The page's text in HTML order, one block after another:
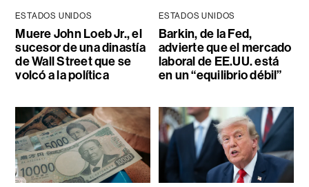
ESTADOS UNIDOS
Muere John Loeb Jr., el
sucesor de una dinastía
de Wall Street que se
volcó a la política
ESTADOS UNIDOS
Barkin, de la Fed,
advierte que el mercado
laboral de EE.UU. está
en un “equilibrio débil”